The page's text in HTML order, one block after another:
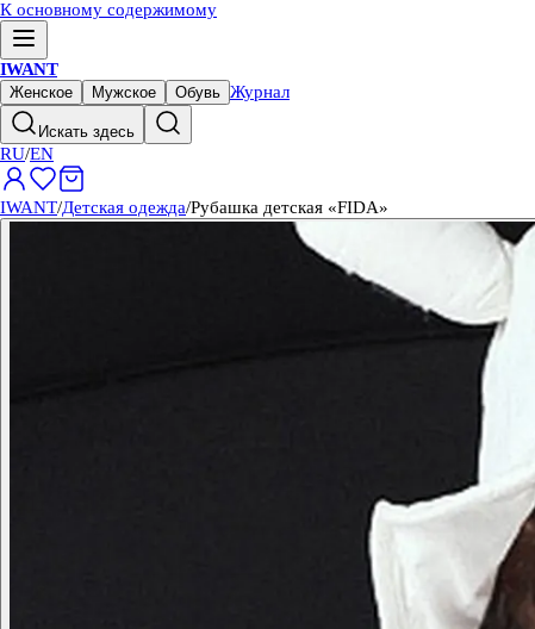
К основному содержимому
IWANT
Женское Мужское Обувь Журнал
Искать здесь
RU/EN
IWANT/Детская одежда/Рубашка детская «FIDA»